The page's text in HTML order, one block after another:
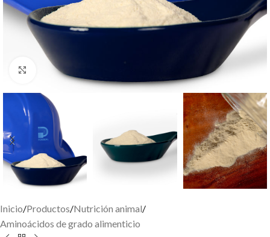
Click to enlarge
Inicio/Productos/Nutrición animal/
Aminoácidos de grado alimenticio